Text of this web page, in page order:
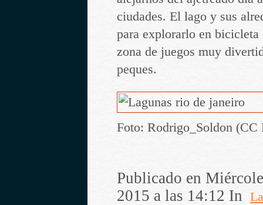
ciudades. El lago y sus
para explorarlo en bicicleta
zona de juegos muy
peques.
Foto: Rodrigo_Soldon (CC
Publicado en
2015 a las 14:12 In